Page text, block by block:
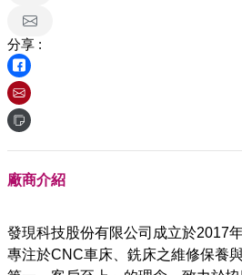
分享 :
廠商介紹
發現科技股份有限公司成立於2017
專注於CNC車床、銑床之維修保養